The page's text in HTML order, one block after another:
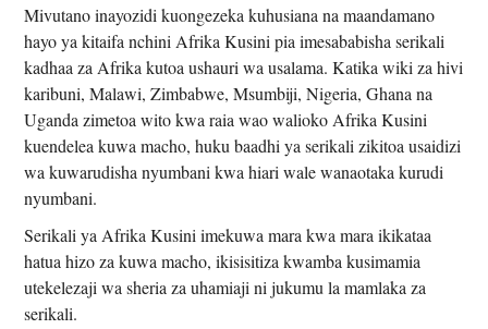
Mivutano inayozidi kuongezeka kuhusiana na maandamano
hayo ya kitaifa nchini Afrika Kusini pia imesababisha serikali
kadhaa za Afrika kutoa ushauri wa usalama. Katika wiki za hivi
karibuni, Malawi, Zimbabwe, Msumbiji, Nigeria, Ghana na
Uganda zimetoa wito kwa raia wao walioko Afrika Kusini
kuendelea kuwa macho, huku baadhi ya serikali zikitoa usaidizi
wa kuwarudisha nyumbani kwa hiari wale wanaotaka kurudi
nyumbani.
Serikali ya Afrika Kusini imekuwa mara kwa mara ikikataa
hatua hizo za kuwa macho, ikisisitiza kwamba kusimamia
utekelezaji wa sheria za uhamiaji ni jukumu la mamlaka za
serikali.